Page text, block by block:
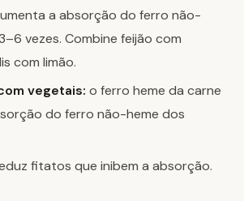
a absorção do ferro não-
vezes. Combine feijão com
com limão.
vegetais: o ferro heme da carne
do ferro não-heme dos
fitatos que inibem a absorção.